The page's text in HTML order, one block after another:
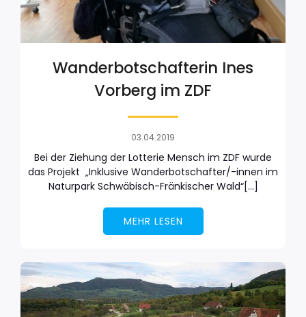
Wanderbotschafterin Ines
Vorberg im ZDF
03.04.2019
Bei der Ziehung der Lotterie Mensch im ZDF wurde
das Projekt „Inklusive Wanderbotschafter/-innen im
Naturpark Schwäbisch-Fränkischer Wald“[…]
MEHR LESEN